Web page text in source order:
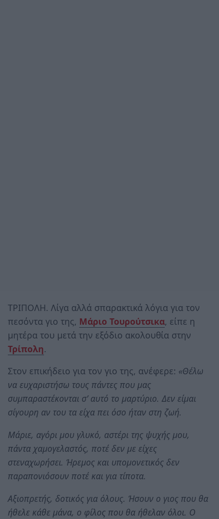
ΤΡΙΠΟΛΗ. Λίγα αλλά σπαρακτικά λόγια για τον
πεσόντα γιο της, Μάριο Τουρούτσικα, είπε η
μητέρα του μετά την εξόδιο ακολουθία στην
Τρίπολη.
Στον επικήδειο για τον γιο της, ανέφερε: «Θέλω
να ευχαριστήσω τους πάντες που μας
συμπαραστέκονται σ’ αυτό το μαρτύριο. Δεν είμαι
σίγουρη αν του τα είχα πει όσο ήταν στη ζωή.
Μάριε, αγόρι μου γλυκό, αστέρι της ψυχής μου,
πάντα χαμογελαστός, ποτέ δεν με είχες
στεναχωρήσει. Ήρεμος και υπομονετικός δεν
παραπονιόσουν ποτέ και για τίποτα.
Αξιοπρετής, δοτικός για όλους. Ήσουν ο γιος που θα
ήθελε κάθε μάνα, ο φίλος που θα ήθελαν όλοι. Ο